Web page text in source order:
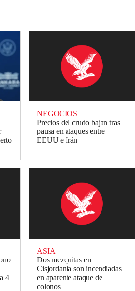
NEGOCIOS
Precios del crudo bajan tras
pausa en ataques entre
EEUU e Irán
4
ASIA
Dos mezquitas en
Cisjordania son incendiadas
en aparente ataque de
colonos